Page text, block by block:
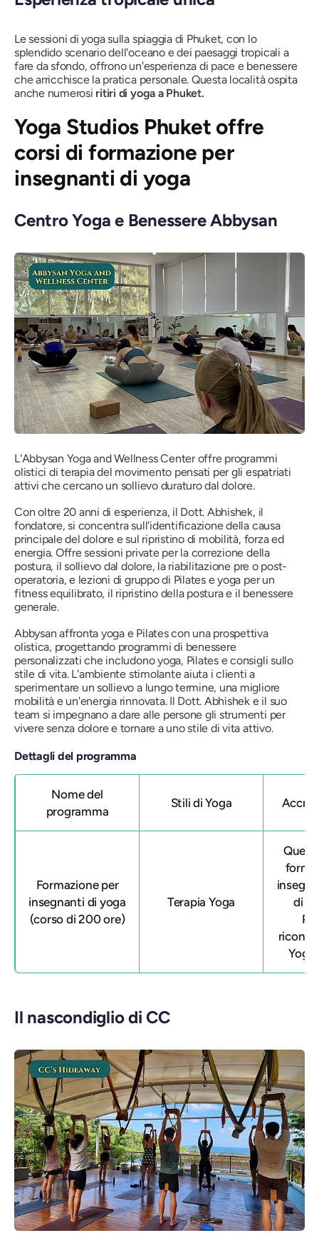
Le sessioni di yoga sulla spiaggia di Phuket, con lo
splendido scenario dell'oceano e dei paesaggi tropicali a
fare da sfondo, offrono un'esperienza di pace e benessere
che arricchisce la pratica personale. Questa località ospita
anche numerosi ritiri di yoga a Phuket.
Yoga Studios Phuket offre
corsi di formazione per
insegnanti di yoga
Centro Yoga e Benessere Abbysan
L'Abbysan Yoga and Wellness Center offre programmi
olistici di terapia del movimento pensati per gli espatriati
attivi che cercano un sollievo duraturo dal dolore.
Con oltre 20 anni di esperienza, il Dott. Abhishek, il
fondatore, si concentra sull'identificazione della causa
principale del dolore e sul ripristino di mobilità, forza ed
energia. Offre sessioni private per la correzione della
postura, il sollievo dal dolore, la riabilitazione pre o post-
operatoria, e lezioni di gruppo di Pilates e yoga per un
fitness equilibrato, il ripristino della postura e il benessere
generale.
Abbysan affronta yoga e Pilates con una prospettiva
olistica, progettando programmi di benessere
personalizzati che includono yoga, Pilates e consigli sullo
stile di vita. L'ambiente stimolante aiuta i clienti a
sperimentare un sollievo a lungo termine, una migliore
mobilità e un'energia rinnovata. Il Dott. Abhishek e il suo
team si impegnano a dare alle persone gli strumenti per
vivere senza dolore e tornare a uno stile di vita attivo.
Dettagli del programma
Nome del
programma
Stili di Yoga
Formazione per
insegnanti di yoga
(corso di 200 ore)
Terapia Yoga
di
Yoga
Il nascondiglio di CC